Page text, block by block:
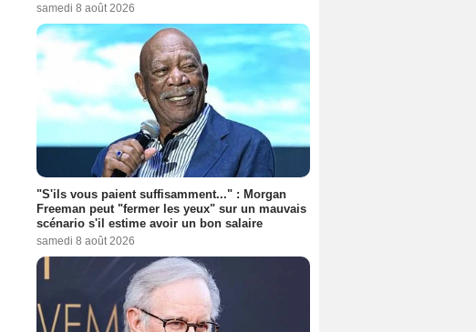
samedi 8 août 2026
"S'ils vous paient suffisamment..." : Morgan
Freeman peut "fermer les yeux" sur un mauvais
scénario s'il estime avoir un bon salaire
samedi 8 août 2026